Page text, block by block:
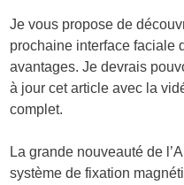
Je vous propose de
prochaine interface faciale
avantages. Je devrais
à jour cet article avec la
complet.
La grande nouveauté de
système de fixation